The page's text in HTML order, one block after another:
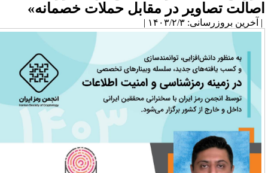
تصاویر در مقابل حملات خصمانه»
بروزرسانی: ۱۴۰۳/۲/۳ |